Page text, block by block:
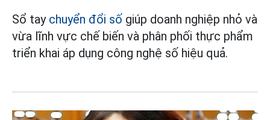
Sổ tay chuyển đổi số giúp doanh nghiệp nhỏ và
vừa lĩnh vực chế biến và phân phối thực phẩm
triển khai áp dụng công nghệ số hiệu quả.